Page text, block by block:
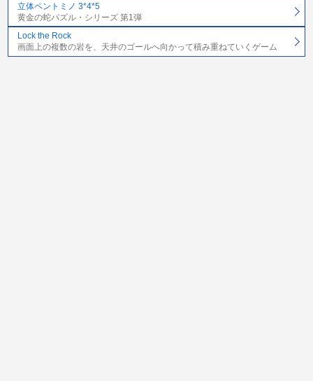
立体ペントミノ 3*4*5
黄金の蛇パズル・シリーズ 第1弾
Lock the Rock
画面上の複数の岩を、天井のゴールへ向かって積み重ねていくゲーム